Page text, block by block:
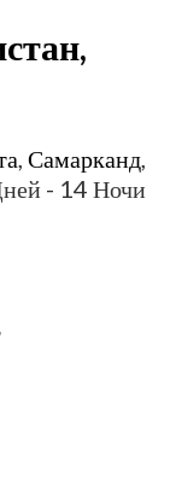
,Самарканд,
- 14 Ночи